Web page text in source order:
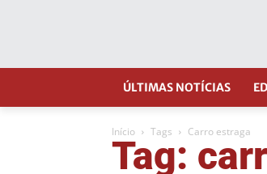
ÚLTIMAS NOTÍCIAS
Início Tags Carro estraga
Tag: